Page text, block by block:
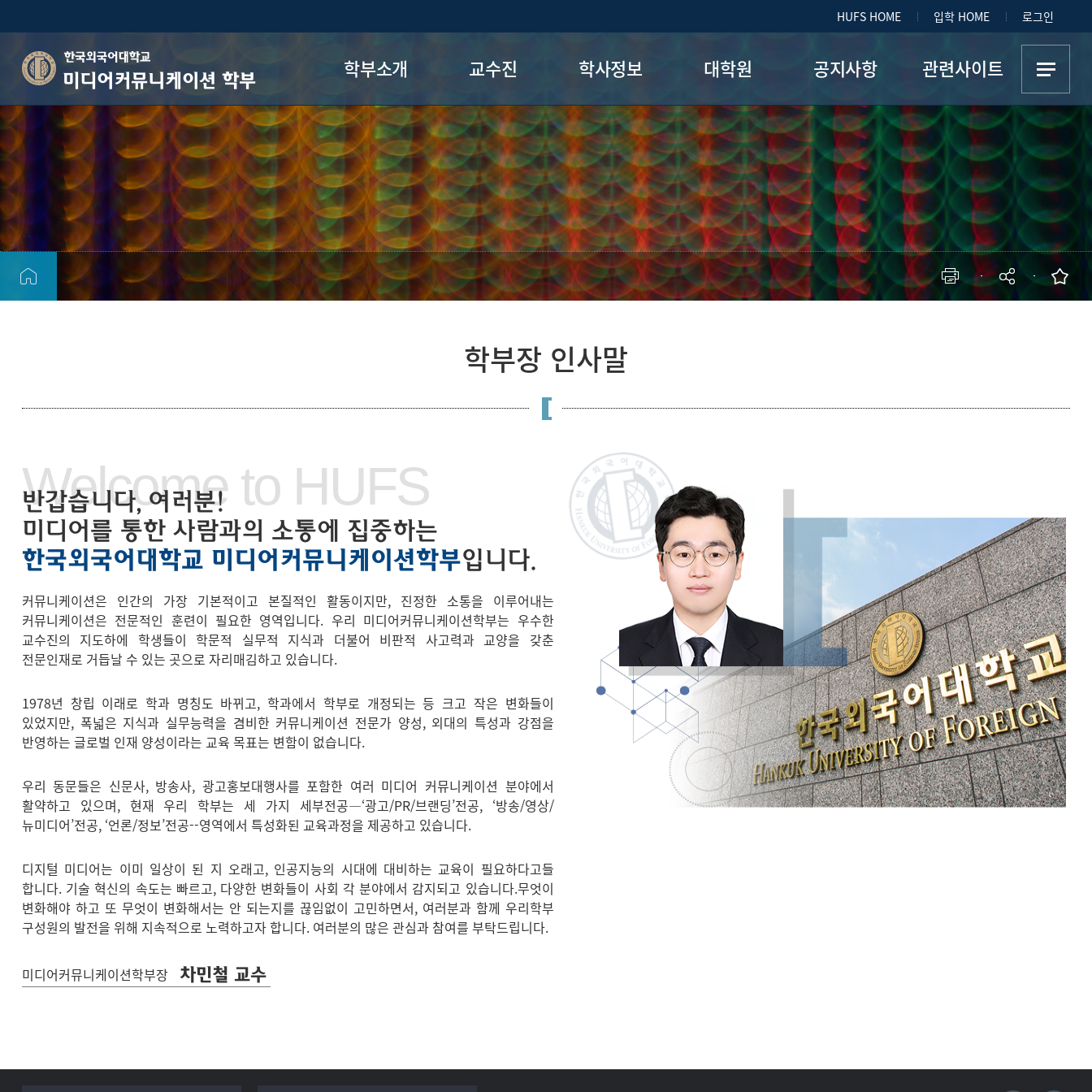
HUFS HOME 입학 HOME 로그인
미디어커뮤니케이션 학부 학부소개
학부장 인사말
전공소개
비전&미션
학생활동
관련시설
오시는 길
교수진
현직교수
명예교수
학사정보
전공로드맵
전공필수
세부전공교류
7+1제도
현장실습제도
졸업시험
대학원
일반대학원
글로벌미디어커뮤
니케이션대학원
정치행정언론대학
원
공지사항
학사공지
장학공지
홍보
커리어공지
대학원게시판
관련사이트
관련사이트
학부장 인사말
Welcome to HUFS
반갑습니다, 여러분!
미디어를 통한 사람과의 소통에 집중하는
한국외국어대학교 미디어커뮤니케이션학부입니다.
커뮤니케이션은 인간의 가장 기본적이고 본질적인 활동이지만, 진정한 소통을 이루어내는
커뮤니케이션은 전문적인 훈련이 필요한 영역입니다. 우리 미디어커뮤니케이션학부는 우수한
교수진의 지도하에 학생들이 학문적 실무적 지식과 더불어 비판적 사고력과 교양을 갖춘
전문인재로 거듭날 수 있는 곳으로 자리매김하고 있습니다.
1978년 창립 이래로 학과 명칭도 바뀌고, 학과에서 학부로 개정되는 등 크고 작은 변화들이
있었지만, 폭넓은 지식과 실무능력을 겸비한 커뮤니케이션 전문가 양성, 외대의 특성과 강점을
반영하는 글로벌 인재 양성이라는 교육 목표는 변함이 없습니다.
우리 동문들은 신문사, 방송사, 광고홍보대행사를 포함한 여러 미디어 커뮤니케이션 분야에서
활약하고 있으며, 현재 우리 학부는 세 가지 세부전공—‘광고/PR/브랜딩’전공, ‘방송/영상/
뉴미디어’전공, ‘언론/정보’전공--영역에서 특성화된 교육과정을 제공하고 있습니다.
디지털 미디어는 이미 일상이 된 지 오래고, 인공지능의 시대에 대비하는 교육이 필요하다고들
합니다. 기술 혁신의 속도는 빠르고, 다양한 변화들이 사회 각 분야에서 감지되고 있습니다.무엇이
변화해야 하고 또 무엇이 변화해서는 안 되는지를 끊임없이 고민하면서, 여러분과 함께 우리학부
구성원의 발전을 위해 지속적으로 노력하고자 합니다. 여러분의 많은 관심과 참여를 부탁드립니다.
미디어커뮤니케이션학부장 차민철 교수